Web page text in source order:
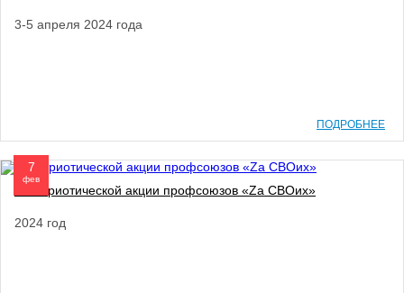
3-5 апреля 2024 года
ПОДРОБНЕЕ
7
фев
О патриотической акции профсоюзов «Za СВОих»
2024 год